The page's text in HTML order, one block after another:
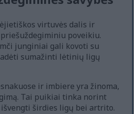
virtuvės dalis ir
poveikiu.
junginiai gali kovoti su
sumažinti lėtinių ligų
ir imbiere yra žinoma,
Tai puikiai tinka norint
širdies ligų bei artrito.